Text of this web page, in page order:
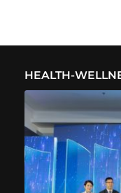
HEALTH-